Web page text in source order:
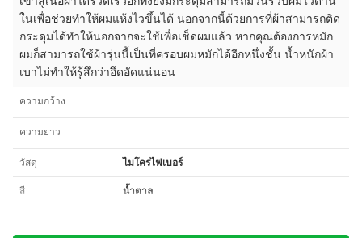
ในเพื่อช่วยทำให้ผมแห้งไวขึ้นได้ นอกจากนี้ด้วยการที่ผ้าสามารถติด
กระดุมได้ทำให้นอกจากจะใช้เพื่อเช็ดผมแล้ว หากคุณต้องการหมัก
ผมก็สามารถใช้ผ้ารุ่นนี้เป็นที่ครอบผมหมักได้อีกหนึ่งชั้น น้ำหนักผ้า
เบาไม่ทำให้รู้สึกว่าอึดอัดแน่นอน
ความกว้าง
ความยาว
วัสดุ ไมโครไฟเบอร์
สี น้ำตาล